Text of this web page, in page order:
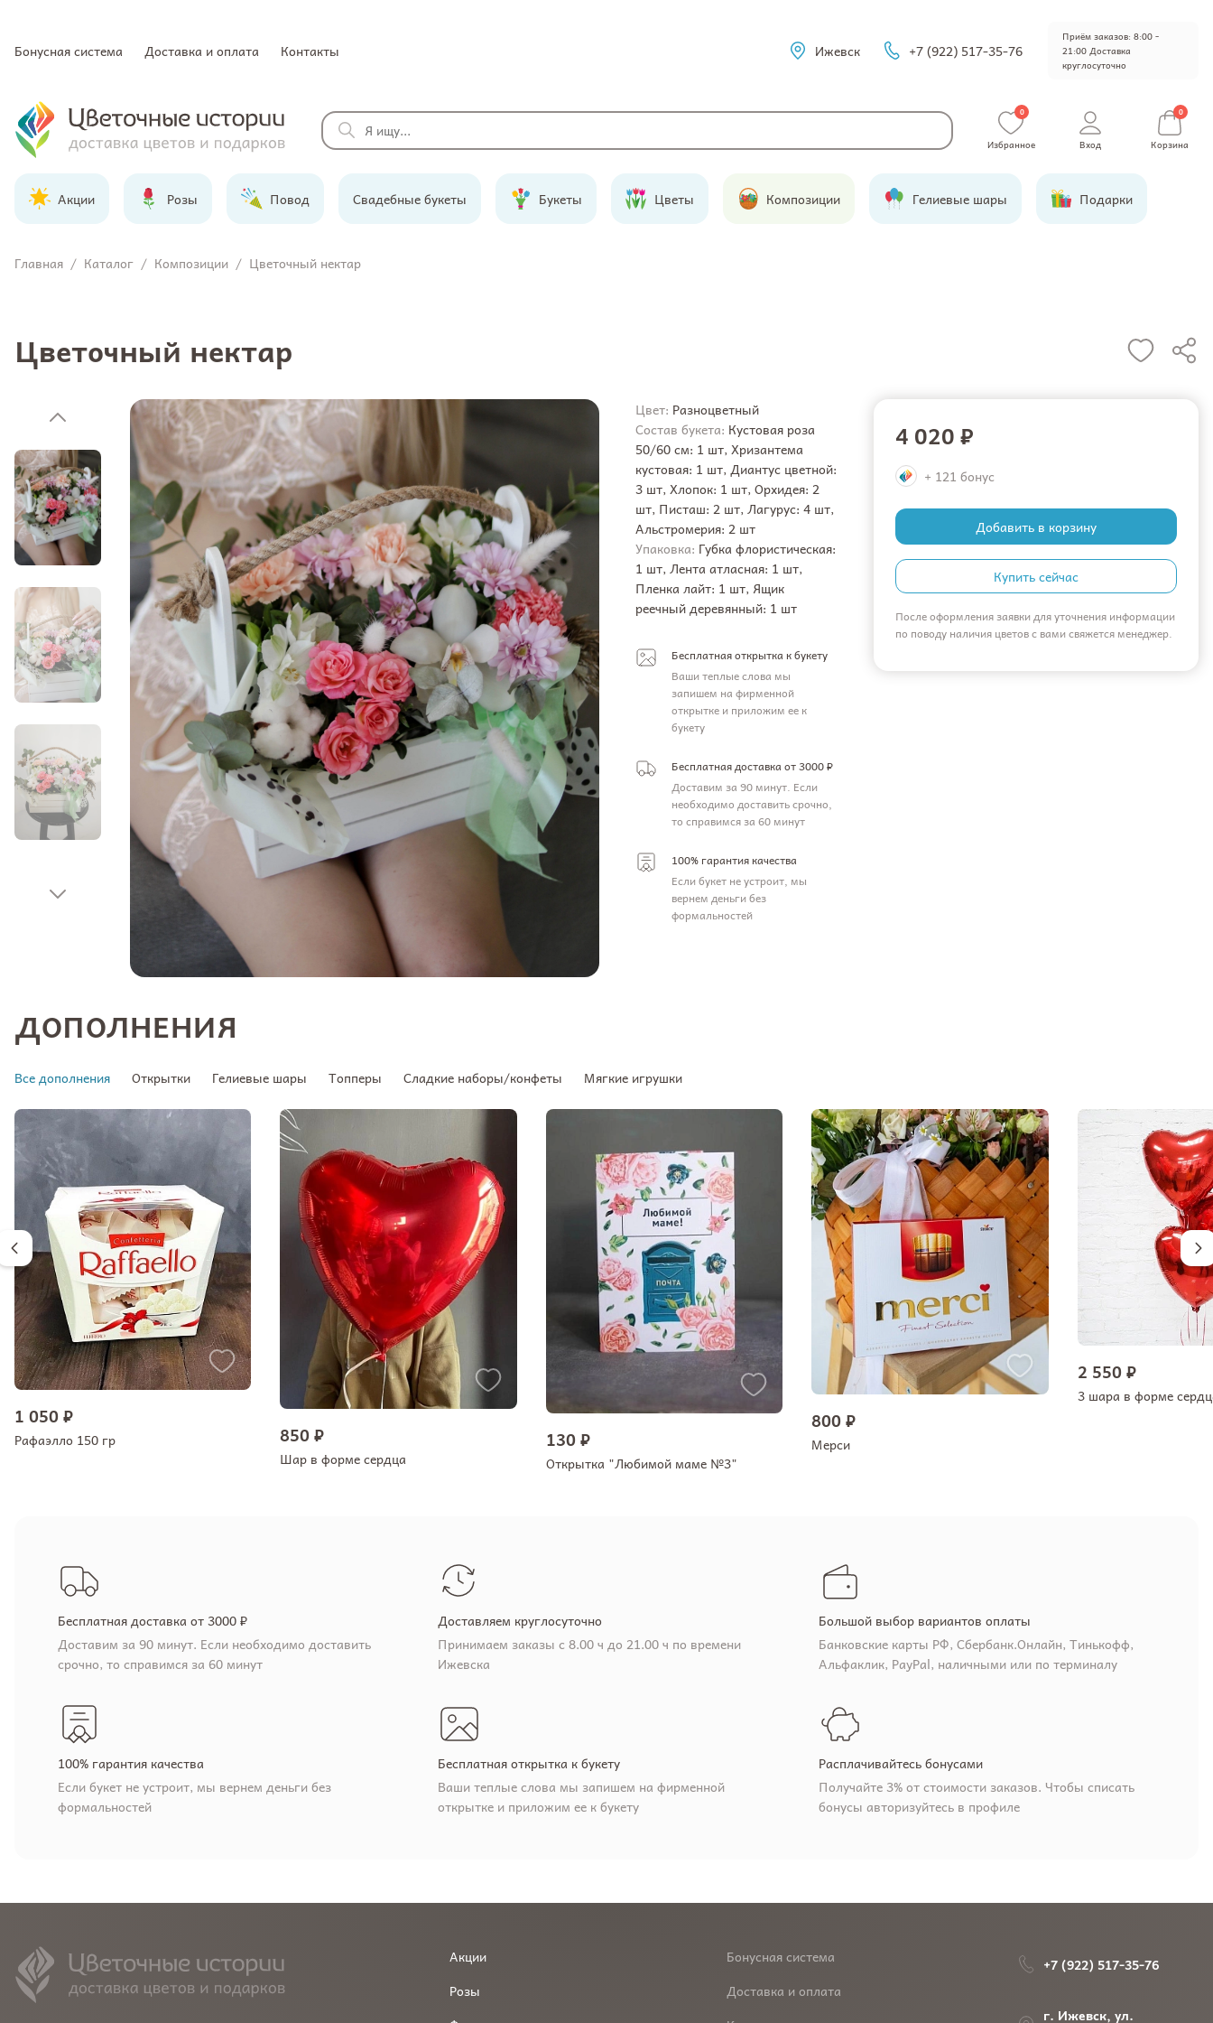
Бонусная система Доставка и оплата Контакты Ижевск +7 (922) 517-35-76
Приём заказов: 8:00 -
21:00 Доставка
круглосуточно
0
Избранное Вход
0
Корзина
Акции Розы Повод Свадебные букеты Букеты Цветы Композиции Гелиевые шары Подарки
Главная / Каталог / Композиции / Цветочный нектар
Цветочный нектар
Цвет: Разноцветный
Состав букета: Кустовая роза
50/60 см: 1 шт, Хризантема
кустовая: 1 шт, Диантус цветной:
3 шт, Хлопок: 1 шт, Орхидея: 2
шт, Писташ: 2 шт, Лагурус: 4 шт,
Альстромерия: 2 шт
Упаковка: Губка флористическая:
1 шт, Лента атласная: 1 шт,
Пленка лайт: 1 шт, Ящик
реечный деревянный: 1 шт
Бесплатная открытка к букету
Ваши теплые слова мы
запишем на фирменной
открытке и приложим ее к
букету
Бесплатная доставка от 3000 ₽
Доставим за 90 минут. Если
необходимо доставить срочно,
то справимся за 60 минут
100% гарантия качества
Если букет не устроит, мы
вернем деньги без
формальностей
4 020 ₽
+ 121 бонус
Добавить в корзину
Купить сейчас
После оформления заявки для уточнения информации
по поводу наличия цветов с вами свяжется менеджер.
ДОПОЛНЕНИЯ
Все дополнения Открытки Гелиевые шары Топперы Сладкие наборы/конфеты Мягкие игрушки
1 050 ₽
Рафаэлло 150 гр 850 ₽
Шар в форме сердца
130 ₽
Открытка "Любимой маме №3"
800 ₽
Мерси
2 550 ₽
3 шара в форме
Бесплатная доставка от 3000 ₽
Доставим за 90 минут. Если необходимо доставить
срочно, то справимся за 60 минут
Доставляем круглосуточно
Принимаем заказы с 8.00 ч до 21.00 ч по времени
Ижевска
Большой выбор вариантов оплаты
Банковские карты РФ, Сбербанк.Онлайн, Тинькофф,
Альфаклик, PayPal, наличными или по терминалу
100% гарантия качества
Если букет не устроит, мы вернем деньги без
формальностей
Бесплатная открытка к букету
Ваши теплые слова мы запишем на фирменной
открытке и приложим ее к букету
Расплачивайтесь бонусами
Получайте 3% от стоимости заказов. Чтобы списать
бонусы авторизуйтесь в профиле
Акции
Розы
Бонусная система
Доставка и оплата
+7 (922) 517-35-76
г. Ижевск, ул.